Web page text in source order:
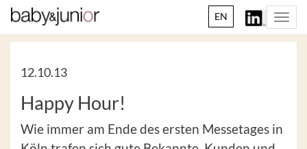
EN
12.10.13
Happy Hour!
Wie immer am Ende des ersten Messetages in